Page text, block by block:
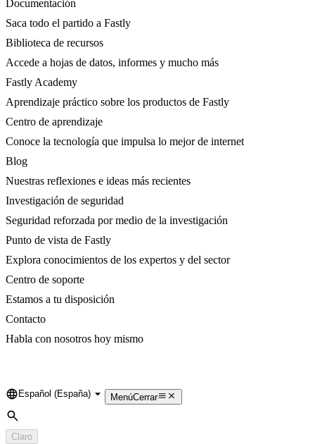
Documentación
Saca todo el partido a Fastly
Biblioteca de recursos
Accede a hojas de datos, informes y mucho más
Fastly Academy
Aprendizaje práctico sobre los productos de Fastly
Centro de aprendizaje
Conoce la tecnología que impulsa lo mejor de internet
Blog
Nuestras reflexiones e ideas más recientes
Investigación de seguridad
Seguridad reforzada por medio de la investigación
Punto de vista de Fastly
Explora conocimientos de los expertos y del sector
Centro de soporte
Estamos a tu disposición
Contacto
Habla con nosotros hoy mismo
Language
Español (España) MenúCerrar
Búsqueda
Claro